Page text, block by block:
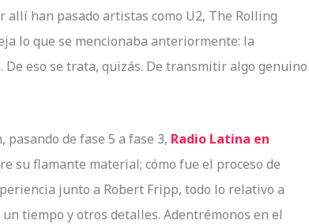
han pasado artistas como U2, The Rolling
lo que se mencionaba anteriormente: la
eso se trata, quizás. De transmitir algo genuino
de fase 5 a fase 3, Radio Latina en
su flamante material; cómo fue el proceso de
junto a Robert Fripp, todo lo relativo a
tiempo y otros detalles. Adentrémonos en el